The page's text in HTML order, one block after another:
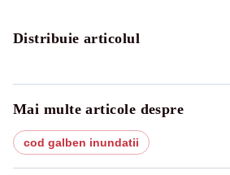
Distribuie articolul
Mai multe articole despre
cod galben inundatii